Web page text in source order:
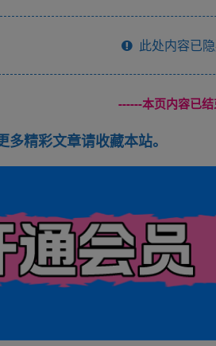
此处内容已
------本页内容已
精彩文章请收藏本站。